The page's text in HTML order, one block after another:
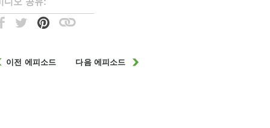
이전 에피소드 다음 에피소드